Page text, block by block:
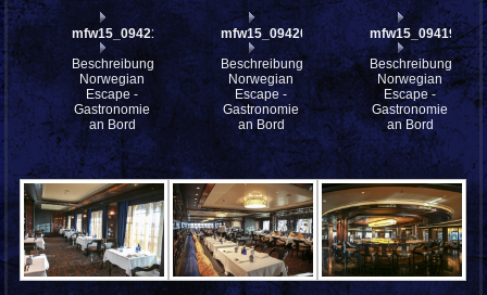
mfw15_094210
Beschreibung:
Norwegian
Escape -
Gastronomie
an Bord
mfw15_094208
Beschreibung:
Norwegian
Escape -
Gastronomie
an Bord
mfw15_094196
Beschreibung:
Norwegian
Escape -
Gastronomie
an Bord